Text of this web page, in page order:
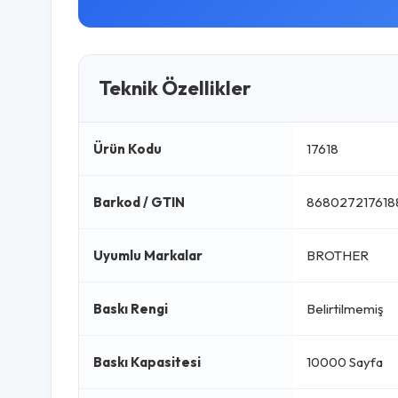
Teknik Özellikler
Ürün Kodu 17618
Barkod / GTIN
Uyumlu Markalar BROTHER
Baskı Rengi Belirtilmemiş
Baskı Kapasitesi 10000 Sayfa